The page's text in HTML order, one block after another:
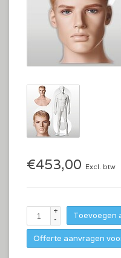
€453,00 Excl. btw
+
-
Toevoegen
Offerte aanvragen